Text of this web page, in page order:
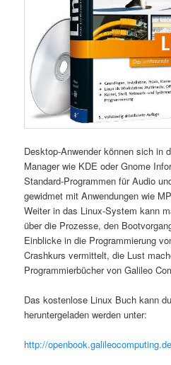
Desktop-Anwender können sich in
Manager wie KDE oder Gnome
Standard-Programmen für Audio
gewidmet mit Anwendungen wie
Weiter in das Linux-System kann
über die Prozesse, den
Einblicke in die Programmierung
Crashkurs vermittelt, die Lust
Programmierbücher von Galileo
Das kostenlose Linux Buch kann
heruntergeladen werden unter:
http://